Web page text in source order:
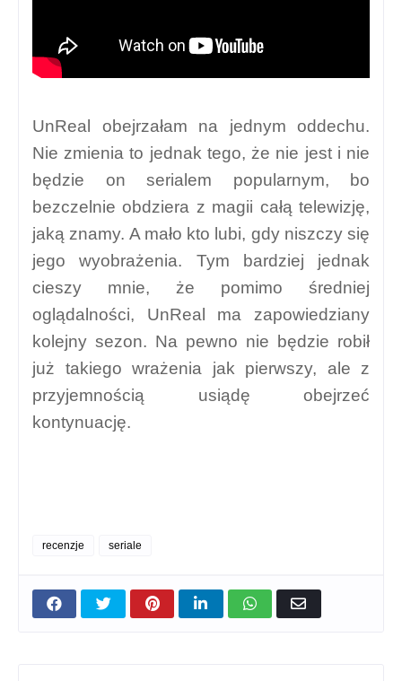
UnReal obejrzałam na jednym oddechu.
Nie zmienia to jednak tego, że nie jest i nie
będzie on serialem popularnym, bo
bezczelnie obdziera z magii całą telewizję,
jaką znamy. A mało kto lubi, gdy niszczy się
jego wyobrażenia. Tym bardziej jednak
cieszy mnie, że pomimo średniej
oglądalności, UnReal ma zapowiedziany
kolejny sezon. Na pewno nie będzie robił
już takiego wrażenia jak pierwszy, ale z
przyjemnością usiądę obejrzeć
kontynuację.
recenzje seriale